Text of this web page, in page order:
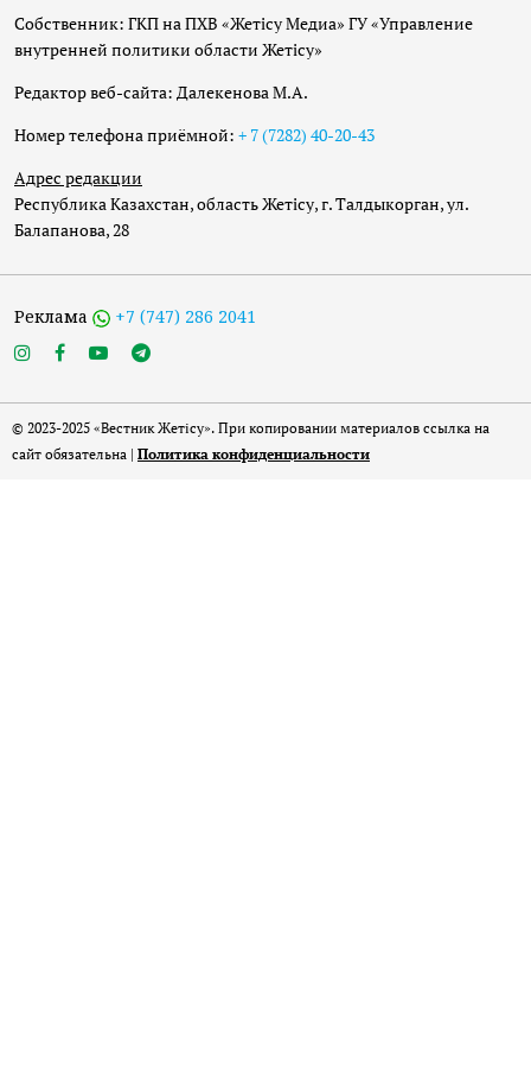
Собственник: ГКП на ПХВ «Жетісу Медиа» ГУ «Управление
внутренней политики области Жетісу»
Редактор веб-сайта: Далекенова М.А.
Номер телефона приёмной: + 7 (7282) 40-20-43
Адрес редакции
Республика Казахстан, область Жетісу, г. Талдыкорган, ул.
Балапанова, 28
Реклама +7 (747) 286 2041
© 2023-2025 «Вестник Жетісу». При копировании материалов ссылка на
сайт обязательна | Политика конфиденциальности